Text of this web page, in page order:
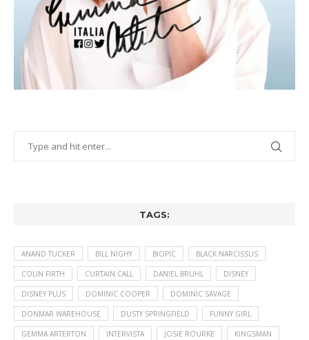
TAGS:
ANAND TUCKER BILL NIGHY BIOPIC BLACK NARCISSUS
COLIN FIRTH CURTAIN CALL DANIEL BRUHL DISNEY
DISNEY PLUS DOMINIC COOPER DOMINIC SAVAGE
DONMAR WAREHOUSE DUSTY SPRINGFIELD FUNNY GIRL
GEMMA ARTERTON INTERVISTA JOSIE ROURKE KINGSMAN